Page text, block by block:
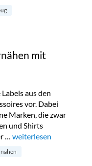
mit
aus den
vor. Dabei
Marken, die zwar
und Shirts
… „Besondere Stoffe:
weiterlesen
nähen